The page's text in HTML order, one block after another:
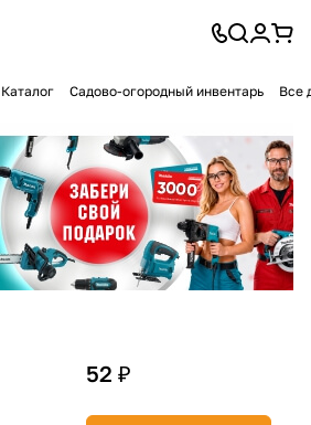
Каталог Садово-огородный инвентарь Все
52 ₽